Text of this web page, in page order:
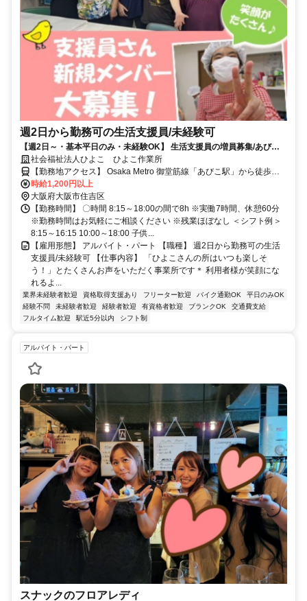
週2日から勤務可の生活支援員/未経験可
【週2日～・基本平日のみ・未経験OK】 生活支援員の増員募集/あびこ
駅徒歩3分/寸志あり
社会福祉法人ひよこ ひよこ作業所
【勤務地アクセス】 Osaka Metro 御堂筋線「あびこ駅」から徒歩約3
分 南海高野線「我孫子前駅」から徒歩約10分 ＊駅チカ好立地 〇バイ
ク通勤・自転車通勤OK（無料駐輪場あり）
時給1,200円以上
大阪府大阪市住吉区
【勤務時間】 〇時間 8:15～18:00の間で8h ※実働7時間、休憩60分
※勤務時間はお気軽にご相談ください ※残業ほぼなし ＜シフト例＞
8:15～16:15 10:00～18:00 子供...
【雇用形態】 アルバイト・パート 【職種】 週2日から勤務可の生活
支援員/未経験可 【仕事内容】 「ひよこさんの所はいつも楽しそ
う！」とたくさんお声をいただく事業所です＊ 利用者様が笑顔にな
れるよ...
業界未経験者歓迎 資格取得支援あり フリーター歓迎 バイク通勤OK
平日のみOK
経験不問
未経験者歓迎 経験者歓迎 有資格者歓迎 ブランクOK
交通費支給
フルタイム歓迎
駅近5分以内 シフト制
アルバイト・パート
スナックのフロアレディ